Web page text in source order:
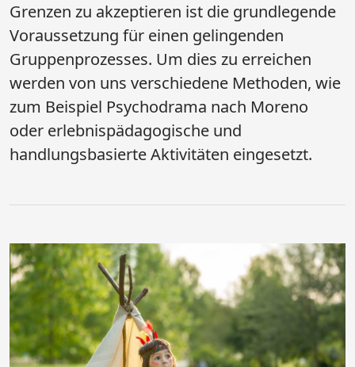
Grenzen zu akzeptieren ist die grundlegende
Voraussetzung für einen gelingenden
Gruppenprozesses. Um dies zu erreichen
werden von uns verschiedene Methoden, wie
zum Beispiel Psychodrama nach Moreno
oder erlebnispädagogische und
handlungsbasierte Aktivitäten eingesetzt.